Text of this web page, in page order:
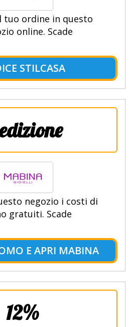
tuo ordine in questo
online. Scade
STILCASA
negozio i costi di
gratuiti. Scade
E APRI MABINA
12%